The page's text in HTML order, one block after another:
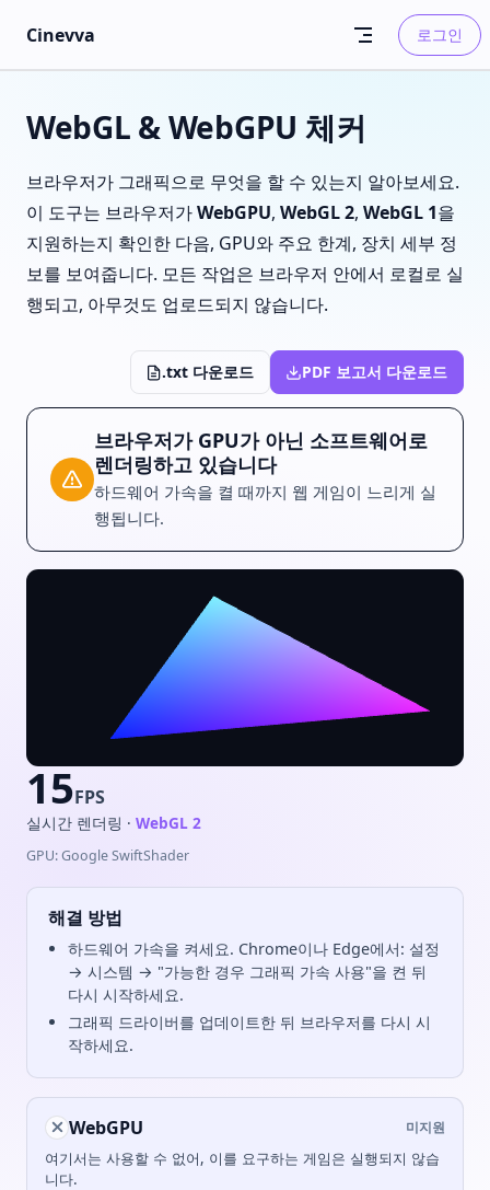
Skip to content
Cinevva 로그인
WebGL & WebGPU 체커
브라우저가 그래픽으로 무엇을 할 수 있는지 알아보세요.
이 도구는 브라우저가WebGPU, WebGL 2, WebGL 1을
지원하는지 확인한 다음, GPU와 주요 한계, 장치 세부 정
보를 보여줍니다. 모든 작업은 브라우저 안에서 로컬로 실
행되고, 아무것도 업로드되지 않습니다.
.txt 다운로드 PDF 보고서 다운로드
브라우저가 GPU가 아닌 소프트웨어로
렌더링하고 있습니다
하드웨어 가속을 켤 때까지 웹 게임이 느리게 실
행됩니다.
13FPS
실시간 렌더링 · WebGL 2
GPU: Google SwiftShader
해결 방법
하드웨어 가속을 켜세요. Chrome이나 Edge에서: 설정
→ 시스템 → "가능한 경우 그래픽 가속 사용"을 켠 뒤
다시 시작하세요.
그래픽 드라이버를 업데이트한 뒤 브라우저를 다시 시
작하세요.
WebGPU 미지원
여기서는 사용할 수 없어, 이를 요구하는 게임은 실행되지 않습
니다.